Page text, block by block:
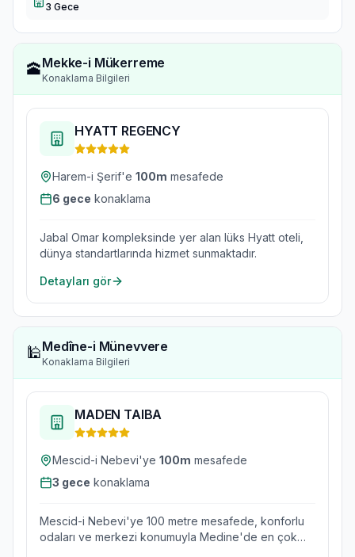
3 Gece
🕋Mekke-i Mükerreme
Konaklama Bilgileri
HYATT REGENCY
Harem-i Şerif'e 100m mesafede
6 gece konaklama
Jabal Omar kompleksinde yer alan lüks Hyatt oteli,
dünya standartlarında hizmet sunmaktadır.
Detayları gör
🕌Medîne-i Münevvere
Konaklama Bilgileri
MADEN TAIBA
Mescid-i Nebevi'ye 100m mesafede
3 gece konaklama
Mescid-i Nebevi'ye 100 metre mesafede, konforlu
odaları ve merkezi konumuyla Medine'de en çok